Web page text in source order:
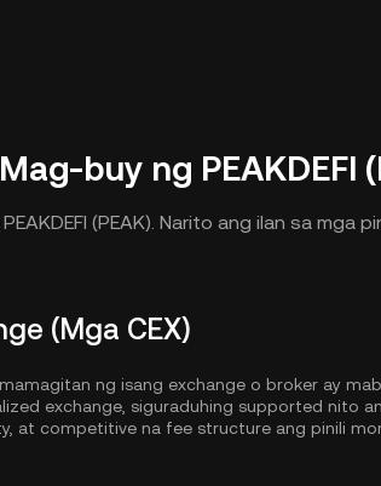
buy ng PEAKDEFI
(PEAK). Narito ang ilan sa mga
(Mga CEX)
ng isang exchange o broker ay
exchange, siguraduhing supported nito
at competitive na fee structure ang pinili